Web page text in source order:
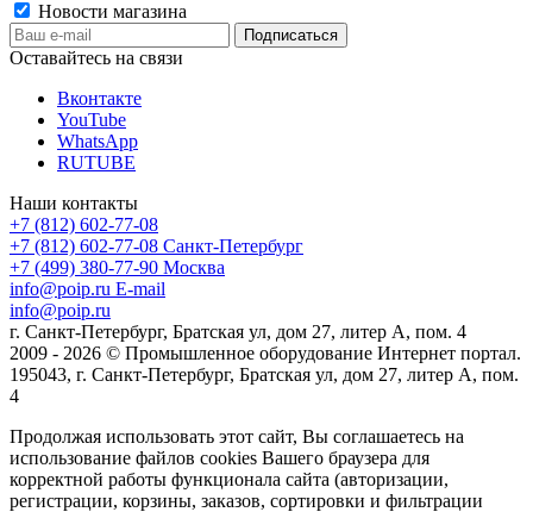
Новости магазина
Оставайтесь на связи
Вконтакте
YouTube
WhatsApp
RUTUBE
Наши контакты
+7 (812) 602-77-08
+7 (812) 602-77-08 Санкт-Петербург
+7 (499) 380-77-90 Москва
info@poip.ru E-mail
info@poip.ru
г. Санкт-Петербург, Братская ул, дом 27, литер А, пом. 4
2009 - 2026 © Промышленное оборудование Интернет портал.
195043, г. Санкт-Петербург, Братская ул, дом 27, литер А, пом.
4
Продолжая использовать этот сайт, Вы соглашаетесь на
использование файлов cookies Вашего браузера для
корректной работы функционала сайта (авторизации,
регистрации, корзины, заказов, сортировки и фильтрации